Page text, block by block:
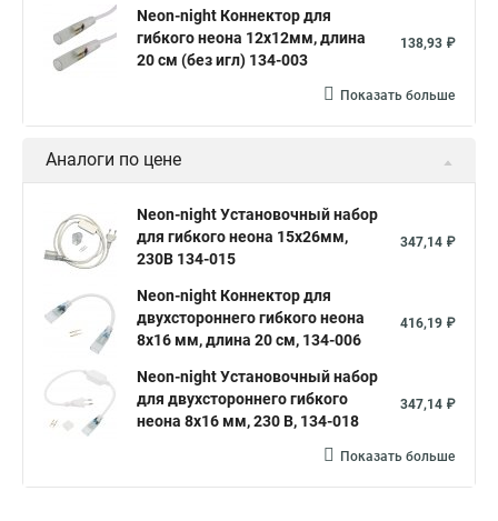
Neon-night Коннектор для
гибкого неона 12х12мм, длина
20 см (без игл) 134-003
138,93 ₽
Показать больше
Аналоги по цене
Neon-night Установочный набор
для гибкого неона 15х26мм,
230В 134-015
347,14 ₽
Neon-night Коннектор для
двухстороннего гибкого неона
8х16 мм, длина 20 см, 134-006
416,19 ₽
Neon-night Установочный набор
для двухстороннего гибкого
неона 8х16 мм, 230 В, 134-018
347,14 ₽
Показать больше